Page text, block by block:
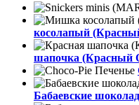
косолапый
шапочка (Красный
Бабаевские